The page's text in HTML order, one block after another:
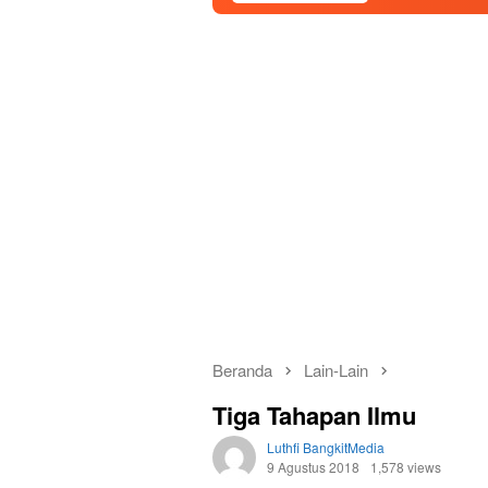
Beranda Lain-Lain
Tiga Tahapan Ilmu
Luthfi BangkitMedia
9 Agustus 2018
1,578 views